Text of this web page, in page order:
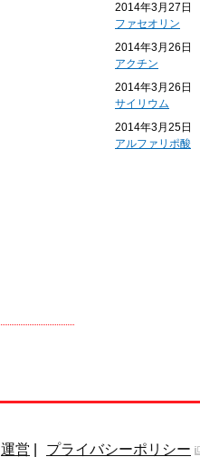
2014年3月27日
ファセオリン
2014年3月26日
アクチン
2014年3月26日
サイリウム
2014年3月25日
アルファリポ酸
運営 プライバシーポリシー